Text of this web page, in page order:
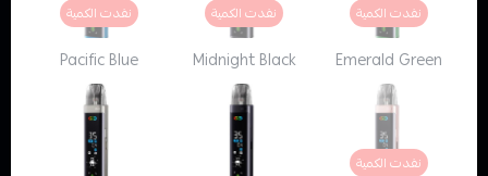
نفدت الكمية
Emerald Green
نفدت الكمية
Midnight Black
نفدت الكمية
Pacific Blue
نفدت الكمية